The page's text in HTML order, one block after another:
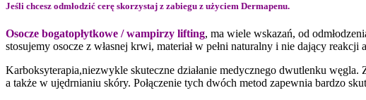
Jeśli chcesz odmłodzić cerę skorzystaj z zabiegu z użyciem Dermapenu.
Osocze bogatopłytkowe / wampirzy lifting, ma wiele wskazań, od
stosujemy osocze z własnej krwi, materiał w pełni naturalny i nie dający
Karboksyterapia,niezwykle skuteczne działanie medycznego dwutlenku
a także w ujędrnianiu skóry. Połączenie tych dwóch metod zapewnia bardzo